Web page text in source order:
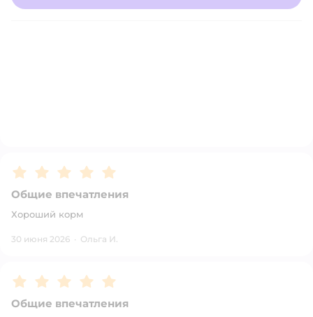
Рейтинг:5
Общие впечатления
Хороший корм
30 июня 2026 · Ольга И.
Рейтинг:5
Общие впечатления